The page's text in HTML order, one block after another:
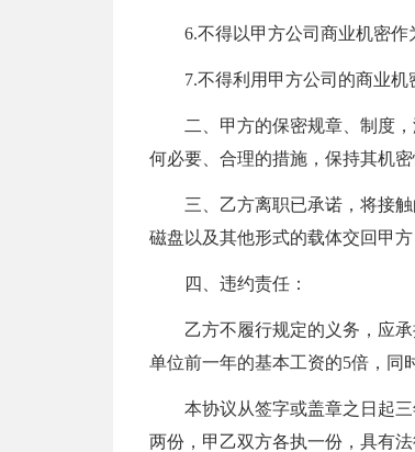
6.不得以甲方公司商业机密作
7.不得利用甲方公司的商业机
二、甲方的保密规章、制度
何必要、合理的措施，保持其机密
三、乙方离职已承诺，将接
磁盘以及其他形式的载体交回甲
四、违约责任：
乙方不履行规定的义务，应
单位前一年的基本工资的5倍，同
本协议从签字或盖章之日起
两份，甲乙双方各执一份，具有法